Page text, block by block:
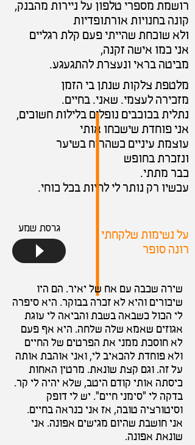
רושמת מספרי טלפון על ניירות מהבנק,
קונה בחנויות אורתופדיות
ולא שוכחת שהייתי פעם קלת רגליים
אני כמו אישה זקנה,
מביטה בראי ונעצרת להתגעגע.
מלטפת צלקות שנתן בי הזמן
מזכירה לעצמי. שאני. בחיים.
נתלית בכוכבים נופלים בלילות חשוכים,
אני פוחדת שישכחו אותי
עוצמת עיניים כשהרוח בשיער
ונזכרת בחופש
כבר מתתי.
עכשיו רק נותר לי לחיות בכל כוחי.
על נשימות שלקחתי
רונה סופר
גרסת שמע
שירה שכבה עם אח של יאיר. הם היו
שיכורים והיא לא זכרה בבוקר. היא סיפרה
לי הכול כשבאה בשבת והביאה לי עוגת
אגוזים שאמא שלה שלחה. היא אף פעם
לא חוסכת ממני את הפרטים של החיים
ולא פוחדת להכאיב לי, ואני אוהבת אותה
על זה. וגם קצת שונאת. מרטין האחות
כיסתה אותי קודם היטב, שלא יהיה לי קר.
בדקה לי "סימני חיים". יש לי דופק
וסיטורציה טובה, אז אני כנראה בחיים.
אני חושבת שהיום מגישים אפונה. אני
שונאת אפונה.